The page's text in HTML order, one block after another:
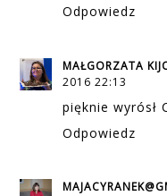
Odpowiedz
MAŁGORZATA
2016 22:13
pięknie wyrósł
Odpowiedz